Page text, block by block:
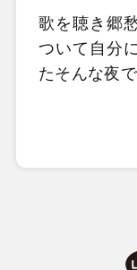
歌を聴き郷
ついて自分
たそんな夜で